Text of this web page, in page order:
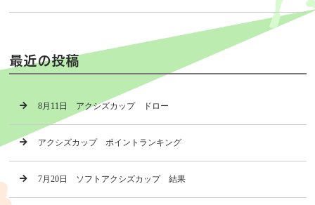
最近の投稿
8月11日 アクシズカップ ドロー
アクシズカップ ポイントランキング
7月20日 ソフトアクシズカップ 結果